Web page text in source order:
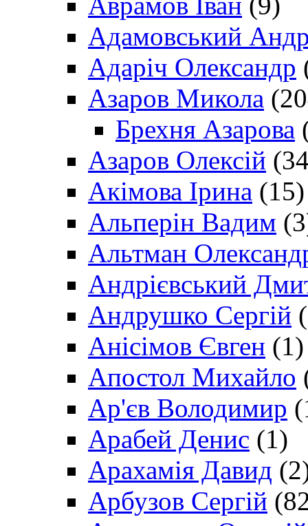
Адамовський
Адаріч Олександр
Азаров Микола
Брехня Азарова
Азаров Олексій
Акімова Ірина (15)
Альперін Вадим
Альтман
Андрієвський
Андрушко Сергій
Анісімов Євген (1)
Апостол Михайло
Ар'єв Володимир
Арабей Денис (1)
Арахамія Давид
Арбузов Сергій